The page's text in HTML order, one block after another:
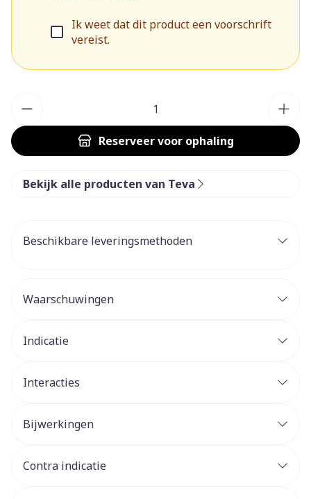
Ik weet dat dit product een voorschrift
vereist.
Reserveervoor ophaling
Bekijk alle producten van Teva
Beschikbare leveringsmethoden
Waarschuwingen
Indicatie
Interacties
Bijwerkingen
Contra indicatie